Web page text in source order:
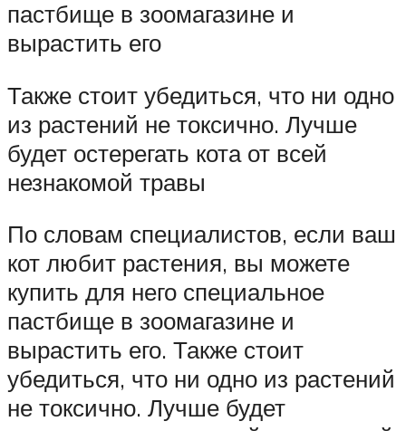
пастбище в зоомагазине и
вырастить его
Также стоит убедиться, что ни одно
из растений не токсично. Лучше
будет остерегать кота от всей
незнакомой травы
По словам специалистов, если ваш
кот любит растения, вы можете
купить для него специальное
пастбище в зоомагазине и
вырастить его. Также стоит
убедиться, что ни одно из растений
не токсично. Лучше будет